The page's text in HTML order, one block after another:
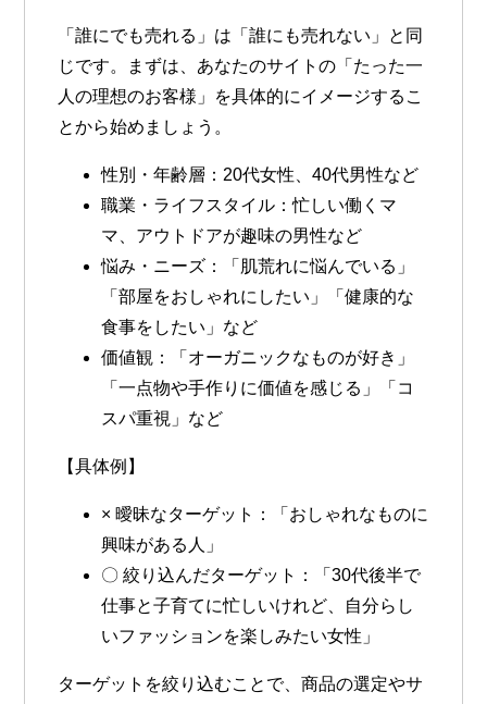
「誰にでも売れる」は「誰にも売れない」と同
じです。まずは、あなたのサイトの「たった一
人の理想のお客様」を具体的にイメージするこ
とから始めましょう。
性別・年齢層 ：20代女性、40代男性など
職業・ライフスタイル ：忙しい働くマ
マ、アウトドアが趣味の男性など
悩み・ニーズ ：「肌荒れに悩んでいる」
「部屋をおしゃれにしたい」「健康的な
食事をしたい」など
価値観 ：「オーガニックなものが好き」
「一点物や手作りに価値を感じる」「コ
スパ重視」など
【具体例】
× 曖昧なターゲット
：「おしゃれなものに
興味がある人」
〇 絞り込んだターゲット
：「30代後半で
仕事と子育てに忙しいけれど、自分らし
いファッションを楽しみたい女性」
ターゲットを絞り込むことで、商品の選定やサ